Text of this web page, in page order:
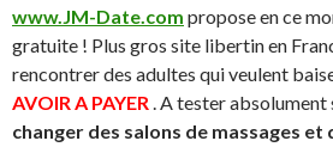
www.JM-Date.com propose en ce
gratuite ! Plus gros site libertin en
rencontrer des adultes qui veulent
AVOIR A PAYER. A tester absolument
changer des salons de massages